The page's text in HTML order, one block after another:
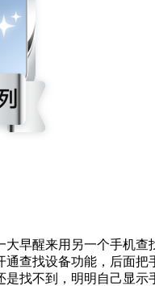
大早醒来用另一个手机查
通查找设备功能，后面把
是找不到，明明自己显示